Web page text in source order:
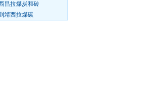
昌拉煤炭和砖
靖西拉煤碳